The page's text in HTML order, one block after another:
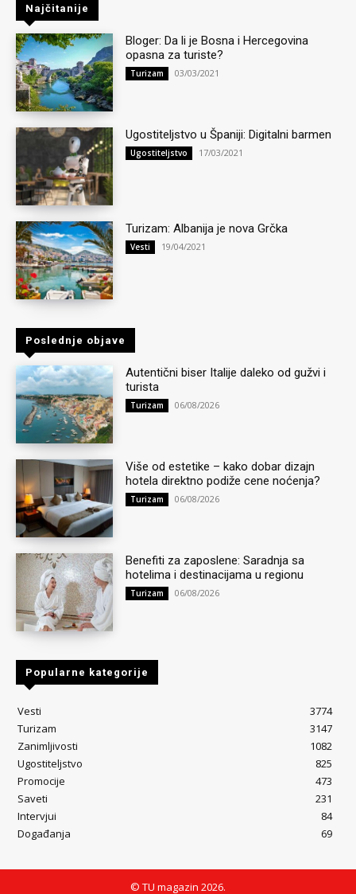
Najčitanije
Bloger: Da li je Bosna i Hercegovina
opasna za turiste?
Turizam 03/03/2021
Ugostiteljstvo u Španiji: Digitalni barmen
Ugostiteljstvo 17/03/2021
Turizam: Albanija je nova Grčka
Vesti 19/04/2021
Poslednje objave
Autentični biser Italije daleko od gužvi i
turista
Turizam 06/08/2026
Više od estetike – kako dobar dizajn
hotela direktno podiže cene noćenja?
Turizam 06/08/2026
Benefiti za zaposlene: Saradnja sa
hotelima i destinacijama u regionu
Turizam 06/08/2026
Popularne kategorije
Vesti
3774
Turizam
3147
Zanimljivosti
1082
Ugostiteljstvo
825
Promocije
473
Saveti
231
Intervjui
84
Događanja
69
© TU magazin 2026.